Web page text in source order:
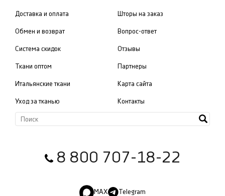
Доставка и оплата
Обмен и возврат
Система скидок
Ткани оптом
Итальянские ткани
Уход за тканью
Шторы на заказ
Вопрос-ответ
Отзывы
Партнеры
Карта сайта
Контакты
8 800 707-18-22
MAX Telegram